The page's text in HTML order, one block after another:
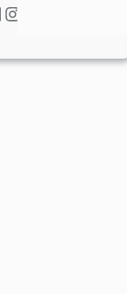
Instagram